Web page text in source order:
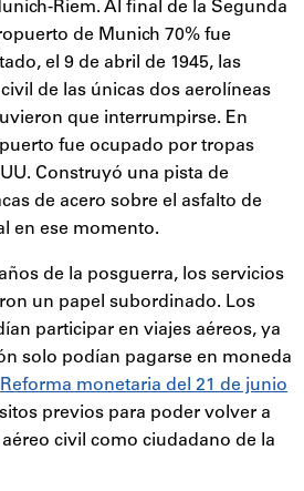
Riem. Al final de la Segunda
de Munich 70% fue
el 9 de abril de 1945, las
de las únicas dos aerolíneas
que interrumpirse. En
fue ocupado por tropas
Construyó una pista de
de acero sobre el asfalto de
en ese momento.
de la posguerra, los servicios
un papel subordinado. Los
participar en viajes aéreos, ya
solo podían pagarse en moneda
Reforma monetaria del 21 de junio
previos para poder volver a
civil como ciudadano de la